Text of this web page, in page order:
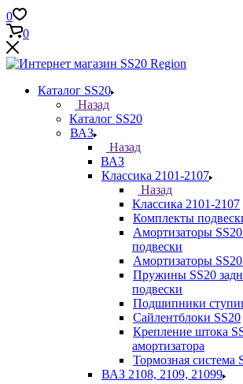
0
0
Каталог SS20
Назад
Каталог SS20
ВАЗ
Назад
ВАЗ
Классика 2101-2107
Назад
Классика 2101-2107
Комплекты
Амортизаторы
подвески
Амортизаторы
Пружины SS20
подвески
Подшипники
Сайлентблоки SS20
Крепление штока
амортизатора
Тормозная система
ВАЗ 2108, 2109, 21099